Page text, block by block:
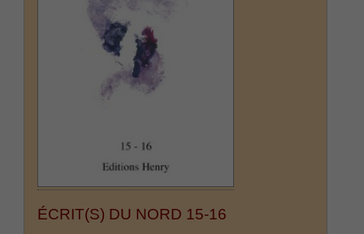
ÉCRIT(S) DU NORD 15-16